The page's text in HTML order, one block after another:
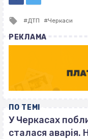
Tagged
ДТП Черкаси
РЕКЛАМА
ПО ТЕМІ
У Черкасах
сталася аварія.